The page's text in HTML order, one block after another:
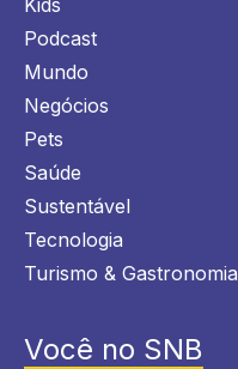
Kids
Podcast
Mundo
Negócios
Pets
Saúde
Sustentável
Tecnologia
Turismo & Gastronomia
Você no SNB